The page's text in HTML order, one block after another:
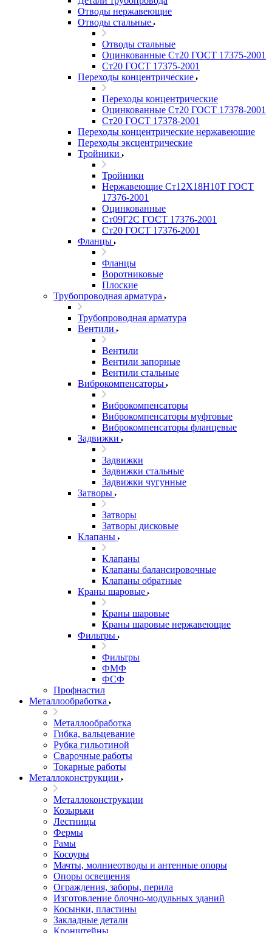
Отводы нержавеющие
Отводы стальные
Отводы стальные
Оцинкованные Ст20 ГОСТ 17375-2001
Ст20 ГОСТ 17375-2001
Переходы концентрические
Переходы концентрические
Оцинкованные Ст20 ГОСТ 17378-2001
Ст20 ГОСТ 17378-2001
Переходы концентрические нержавеющие
Переходы эксцентрические
Тройники
Тройники
Нержавеющие Ст12Х18Н10Т ГОСТ
17376-2001
Оцинкованные
Ст09Г2С ГОСТ 17376-2001
Ст20 ГОСТ 17376-2001
Фланцы
Фланцы
Воротниковые
Плоские
Трубопроводная арматура
Трубопроводная арматура
Вентили
Вентили
Вентили запорные
Вентили стальные
Виброкомпенсаторы
Виброкомпенсаторы
Виброкомпенсаторы муфтовые
Виброкомпенсаторы фланцевые
Задвижки
Задвижки
Задвижки стальные
Задвижки чугунные
Затворы
Затворы
Затворы дисковые
Клапаны
Клапаны
Клапаны балансировочные
Клапаны обратные
Краны шаровые
Краны шаровые
Краны шаровые нержавеющие
Фильтры
Фильтры
ФМФ
ФСФ
Профнастил
Металлообработка
Металлообработка
Гибка, вальцевание
Рубка гильотиной
Сварочные работы
Токарные работы
Металлоконструкции
Металлоконструкции
Козырьки
Лестницы
Фермы
Рамы
Косоуры
Мачты, молниеотводы и антенные опоры
Опоры освещения
Ограждения, заборы, перила
Изготовление блочно-модульных зданий
Косынки, пластины
Закладные детали
Кронштейны